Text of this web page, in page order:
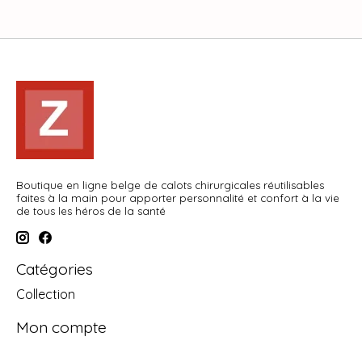
Boutique en ligne belge de calots chirurgicales réutilisables
faites à la main pour apporter personnalité et confort à la vie
de tous les héros de la santé
Catégories
Collection
Mon compte